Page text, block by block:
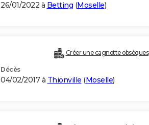
26/01/2022 à Betting (Moselle)
Créer une cagnotte obsèques
Décès
04/02/2017 à Thionville (Moselle)